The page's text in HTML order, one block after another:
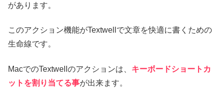
があります。
このアクション機能がTextwellで文章を快適に書くための
生命線です。
MacでのTextwellのアクションは、 キーボードショートカ
ットを割り当てる事が出来ます。